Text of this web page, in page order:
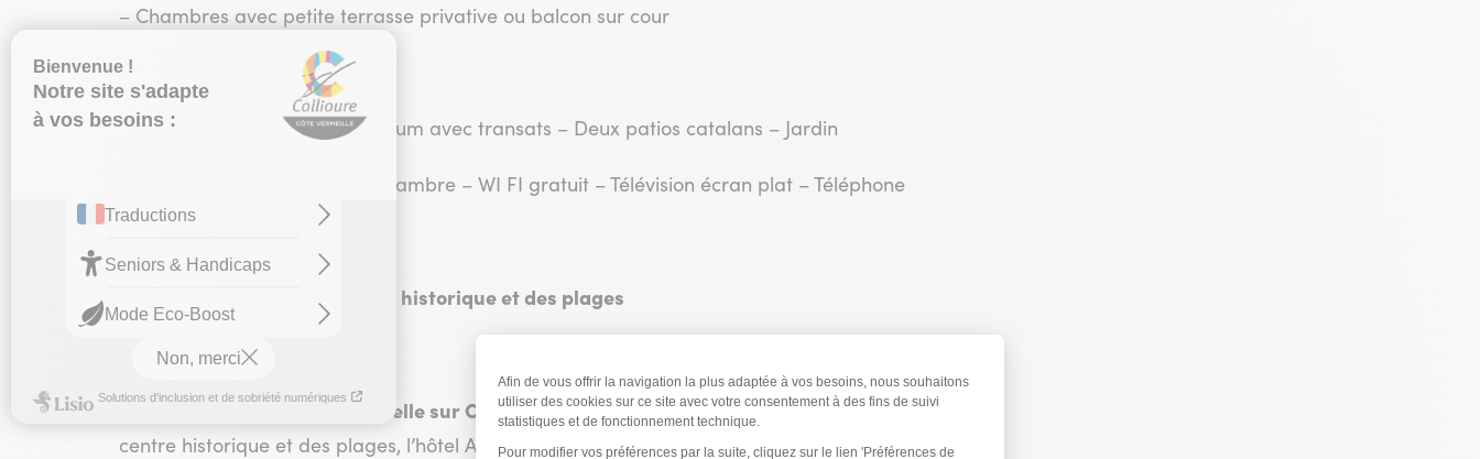
– Chambres avec petite terrasse privative ou balcon sur cour
Terrasse panoramique – Solarium avec transats – Deux patios catalans – Jardin
Bar catégorie 1 – Service en chambre – WI FI gratuit – Télévision écran plat – Téléphone
À 350 mètres à pied du centre historique et des plages
Vue panoramique sensationnelle sur Collioure et la mer, à cinq minutes à pied du
centre historique et des plages, l’hôtel Ambeille vous accueille dans une ambiance